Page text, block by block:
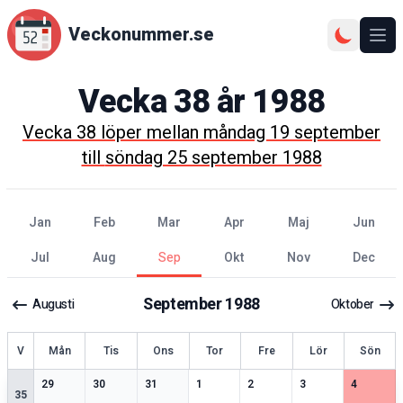
Veckonummer.se
Vecka38år 1988
Vecka38löper mellanmåndag 19 september
tillsöndag 25 september 1988
jan feb mar apr maj
jun
jul
aug sep okt nov dec
Augusti September1988 Oktober
Vecka Mån Tis Ons Tor Fre Lör Sön
35
29
2speciella datum
30
2speciella datum
31
2speciella datum
12 speciella datum
2
2speciella datum
3
2speciella datum
4
1